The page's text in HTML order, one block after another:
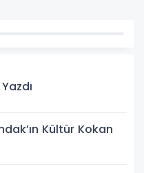
Kültür Kokan